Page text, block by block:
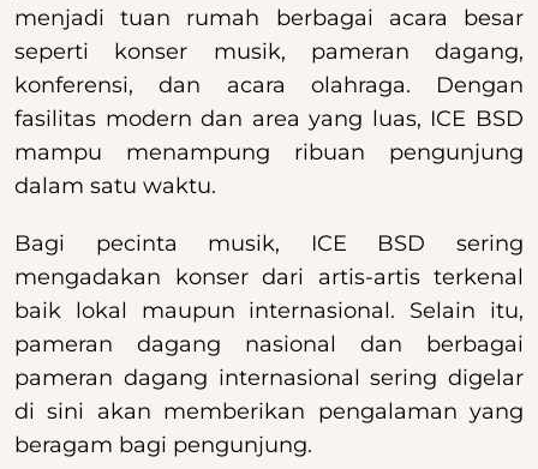
menjadi tuan rumah berbagai acara besar
seperti konser musik, pameran dagang,
konferensi, dan acara olahraga. Dengan
fasilitas modern dan area yang luas, ICE BSD
mampu menampung ribuan pengunjung
dalam satu waktu.
Bagi pecinta musik, ICE BSD sering
mengadakan konser dari artis-artis terkenal
baik lokal maupun internasional. Selain itu,
pameran dagang nasional dan berbagai
pameran dagang internasional sering digelar
di sini akan memberikan pengalaman yang
beragam bagi pengunjung.